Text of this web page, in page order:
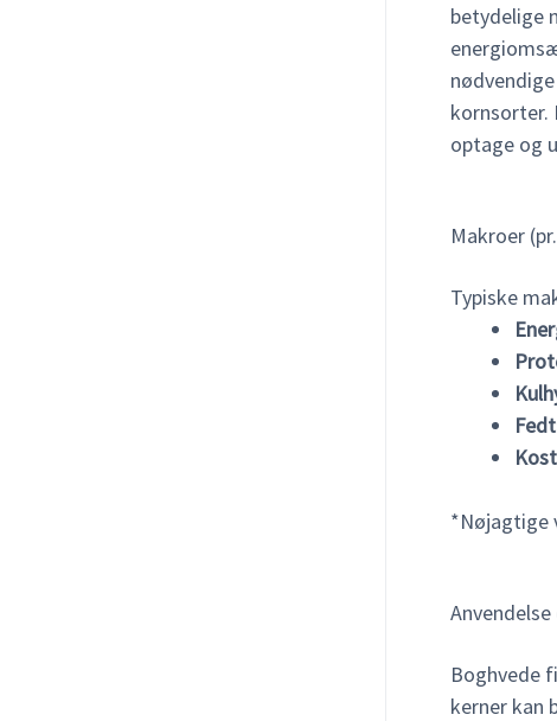
betydelige
nødvendige
kornsorter.
optage og
Makroer
Typiske
*Nøjagtige
Boghvede
kerner kan